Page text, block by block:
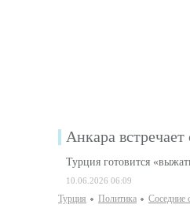
Анкара
Турция готовится
10.06.2026 06:09
Турция Политика Соседние